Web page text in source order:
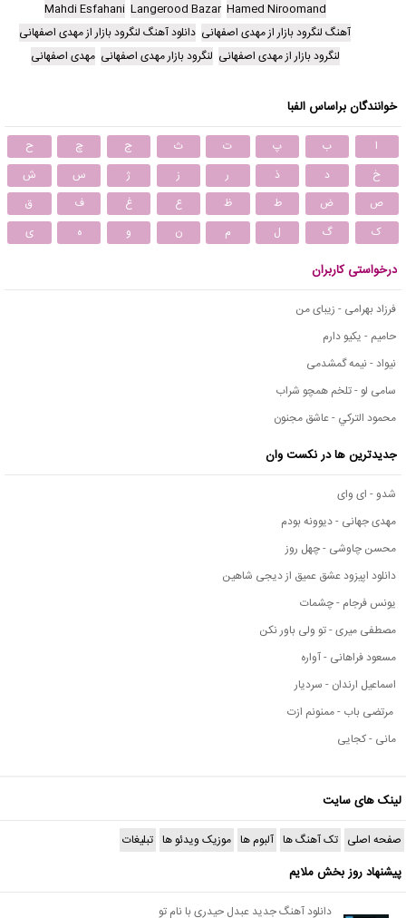
Hamed Niroomand
Langerood Bazar
Mahdi Esfahani
آهنگ لنگرود بازار از مهدی اصفهانی دانلود آهنگ لنگرود بازار از مهدی اصفهانی
لنگرود بازار از مهدی اصفهانی لنگرود بازار مهدی اصفهانی مهدی اصفهانی
خوانندگان براساس الفبا
ا ب پ ت ث ج چ
ح
خ
د ذ ر ز ژ س
ش
ص
ض ط ظ ع غ ف
ق
ک
گ ل م ن و ه ی
درخواستی کاربران
فرزاد بهرامی - زیبای من
حامیم - یکیو دارم
نیواد - نیمه گمشدمی
سامی لو - تلخم همچو شراب
محمود التركي - عاشق مجنون
جدیدترین ها در نکست وان
شدو - ای وای
مهدی جهانی - دیوونه بودم
محسن چاوشی - چهل روز
دانلود اپیزود عشق عمیق از دیجی شاهین
یونس فرجام - چشمات
مصطفی میری - تو ولی باور نکن
مسعود فراهانی - آواره
اسماعیل ارندان - سردیار
مرتضی باب - ممنونم ازت
مانی - کجایی
لینک های سایت
صفحه اصلی تک آهنگ ها آلبوم ها موزیک ویدئو ها تبلیغات
پیشنهاد روز بخش ملایم
دانلود آهنگ جدید عبدل حیدری با نام تو